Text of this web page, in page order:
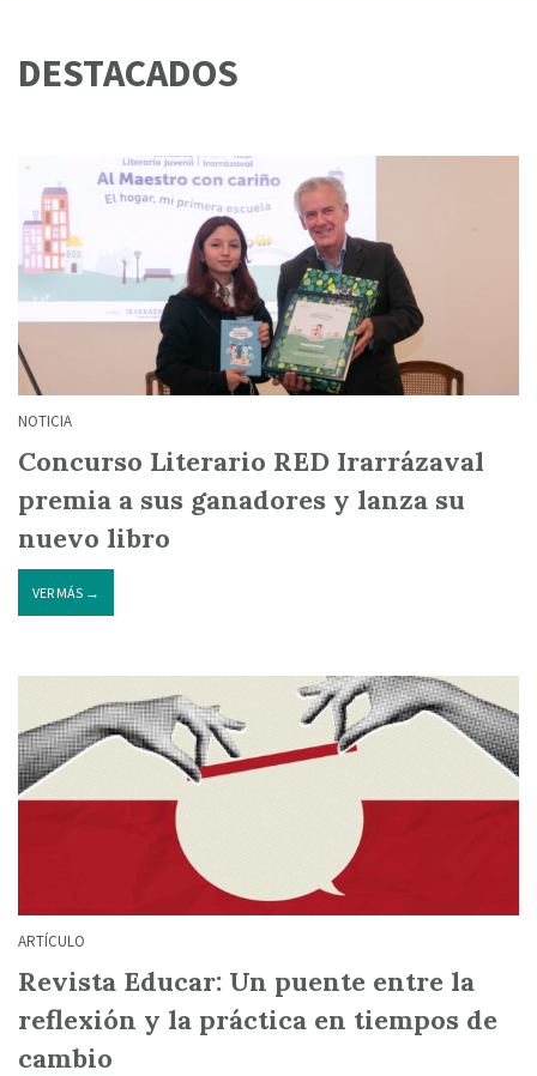
DESTACADOS
NOTICIA
Concurso Literario RED Irarrázaval
premia a sus ganadores y lanza su
nuevo libro
VER MÁS →
ARTÍCULO
Revista Educar: Un puente entre la
reflexión y la práctica en tiempos de
cambio